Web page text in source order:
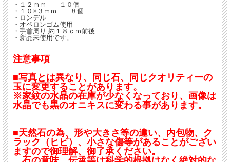
・１２ｍｍ １０個
・１０×３ｍｍ ８個
・ロンデル
・オペロンゴム使用
・手首周り 約１８ｃｍ前後
・新品未使用です。
注意事項
■写真とは異なり、同じ石、同じクオリティーの
玉に変更することがあります。
※家紋の水晶の在庫が少なくなっており、画像は
水晶でも黒のオニキスに変わる事があります。
■天然石の為、形や大きさ等の違い、内包物、ク
ラック（ヒビ）、小さな傷等があることがござい
ますので御理解、御了承ください。